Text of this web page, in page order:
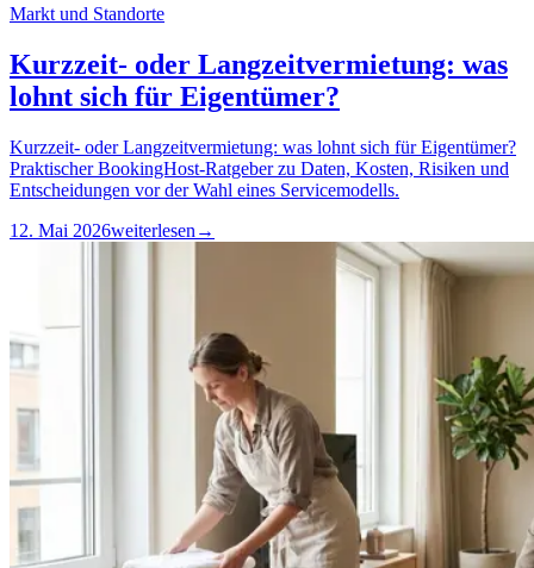
Markt und Standorte
Kurzzeit- oder Langzeitvermietung: was
lohnt sich für Eigentümer?
Kurzzeit- oder Langzeitvermietung: was lohnt sich für Eigentümer?
Praktischer BookingHost-Ratgeber zu Daten, Kosten, Risiken und
Entscheidungen vor der Wahl eines Servicemodells.
12. Mai 2026weiterlesen →